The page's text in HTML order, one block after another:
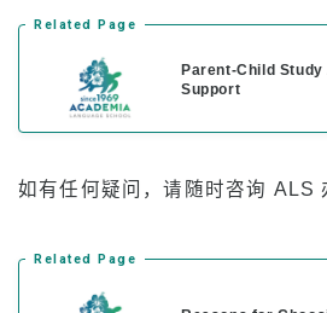
Related Page
Parent-Child
Support
如有任何疑问，请随时咨询 ALS
Related Page